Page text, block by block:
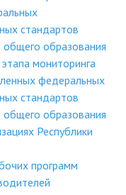
стандартов
общего образования
мониторинга
федеральных
стандартов
общего образования
Республики
программ